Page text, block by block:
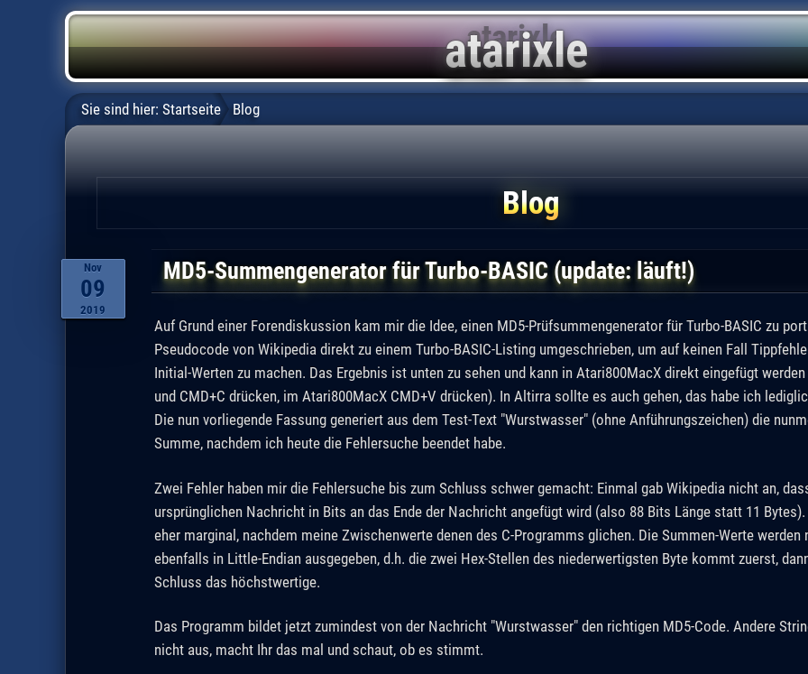
Sie sind hier: Startseite Blog
Blog
Nov
09
2019
MD5-Summengenerator für Turbo-BASIC (update: läuft!)
Auf Grund einer Forendiskussion kam mir die Idee, einen MD5-Prüfsummengenerator für Turbo-BASIC zu
Pseudocode von Wikipedia direkt zu einem Turbo-BASIC-Listing umgeschrieben, um auf keinen Fall
Initial-Werten zu machen. Das Ergebnis ist unten zu sehen und kann in Atari800MacX direkt eingefügt
und CMD+C drücken, im Atari800MacX CMD+V drücken). In Altirra sollte es auch gehen, das habe ich
Die nun vorliegende Fassung generiert aus dem Test-Text "Wurstwasser" (ohne Anführungszeichen) die
Summe, nachdem ich heute die Fehlersuche beendet habe.
Zwei Fehler haben mir die Fehlersuche bis zum Schluss schwer gemacht: Einmal gab Wikipedia nicht an,
ursprünglichen Nachricht in Bits an das Ende der Nachricht angefügt wird (also 88 Bits Länge statt 11
eher marginal, nachdem meine Zwischenwerte denen des C-Programms glichen. Die Summen-Werte werden
ebenfalls in Little-Endian ausgegeben, d.h. die zwei Hex-Stellen des niederwertigsten Byte kommt zuerst,
Schluss das höchstwertige.
Das Programm bildet jetzt zumindest von der Nachricht "Wurstwasser" den richtigen MD5-Code. Andere
nicht aus, macht Ihr das mal und schaut, ob es stimmt.